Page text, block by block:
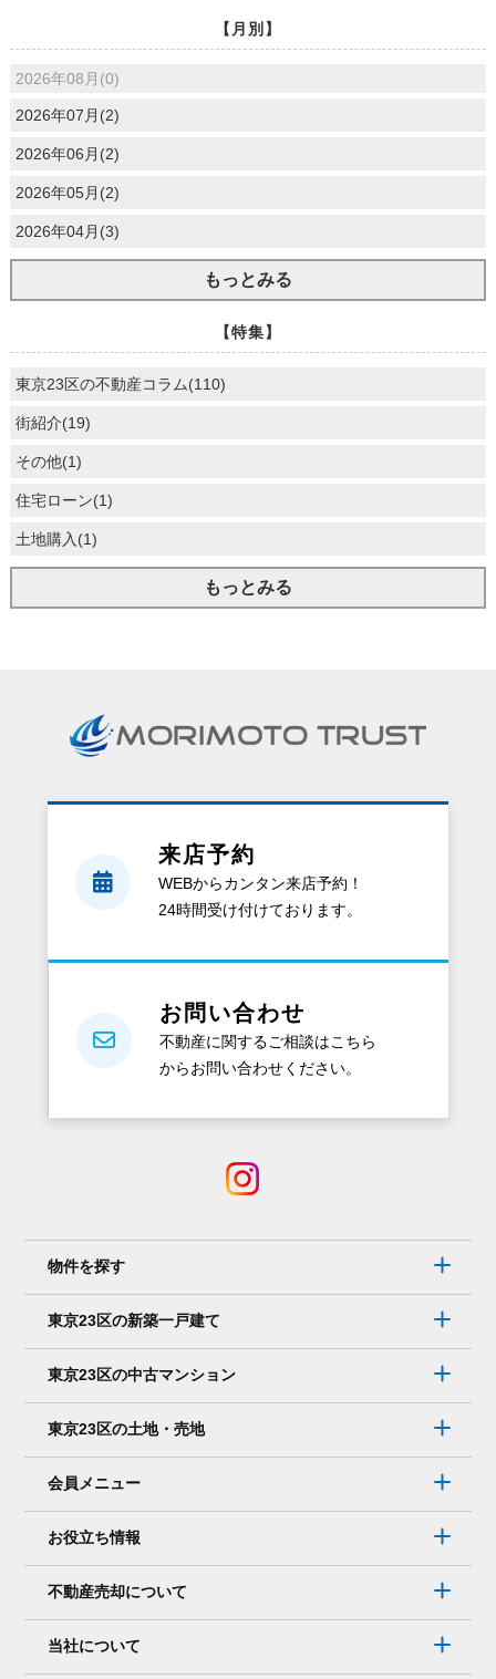
【月別】
2026年08月(0)
2026年07月(2)
2026年06月(2)
2026年05月(2)
2026年04月(3)
もっとみる
【特集】
東京23区の不動産コラム(110)
街紹介(19)
その他(1)
住宅ローン(1)
土地購入(1)
もっとみる
来店予約
WEBからカンタン来店予約！
24時間受け付けております。
お問い合わせ
不動産に関するご相談はこちら
からお問い合わせください。
物件を探す
東京23区の新築一戸建て
東京23区の中古マンション
東京23区の土地・売地
会員メニュー
お役立ち情報
不動産売却について
当社について